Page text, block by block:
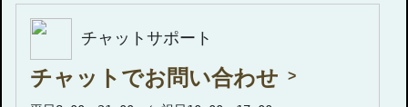
チャットサポート
チャットでお問い合わせ